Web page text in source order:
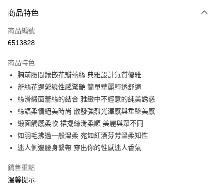
信用卡一次付款
超商取貨付款
Apple Pay
街口支付
悠遊付
ATM付款
運送方式
全家付款取貨
每筆NT$65，滿NT$599(含以上)免運費
商品特色
商品編號
6513828
商品特色
胸前腰間鑲嵌花瓣蕾絲 典雅設計氣質優雅
蕾絲花邊縈繞性感驚艷 簡單華麗輕透舒適
絲滑緞面蕾絲的結合 雅緻中不經意的純美誘惑
絲語柔情絕美時尚 散發強烈光澤感與垂墜美感
緞面觸感柔軟 裙擺絲滑柔順 美麗與眾不同
如羽毛拂過一般溫柔 宛如紅酒芬芳溫柔知性
迷人側邊腰身繫帶 穿出你的性感迷人香氣
銷售重點
溫馨提示: